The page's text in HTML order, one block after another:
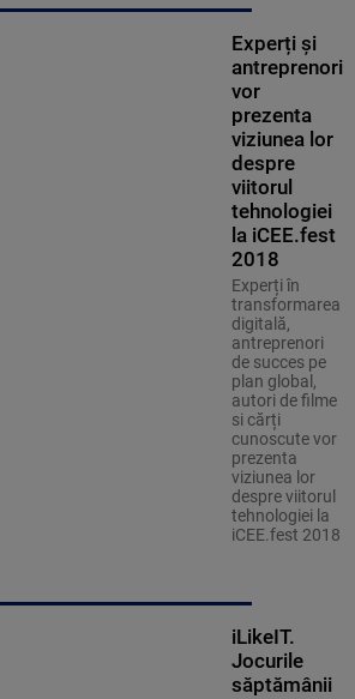
Experți și
antreprenori
vor
prezenta
viziunea lor
despre
viitorul
tehnologiei
la iCEE.fest
2018
Experți în
transformarea
digitală,
antreprenori
de succes pe
plan global,
autori de filme
si cărți
cunoscute vor
prezenta
viziunea lor
despre viitorul
tehnologiei la
iCEE.fest 2018
iLikeIT.
Jocurile
săptămânii